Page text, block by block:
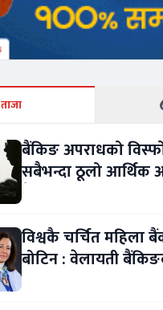
ताजा
बैंकिङ अपराधको
सबैभन्दा ठूलो आर्थिक
विश्वकै चर्चित महिला
बोटिन : वेलायती